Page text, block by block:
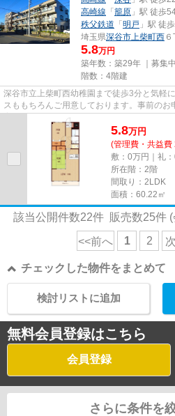
高崎線 「籠原 」駅 徒歩
秩父鉄道 「明戸 」駅 徒
埼玉県深谷市 上柴町西
5.8万円
築年数：築29年 ｜募集中
階数：4階建
深谷市立上柴町西幼稚園まで徒歩3分と気軽
スももちろんご用意しております。事前のお
育が可能かどうかご相談いただ...
5.8万円
(管理費・共益費
敷：0万円｜礼
所在階：2階
間取り：2LDK
面積：60.22㎡
該当公開件数22件 販売数25件
<<前へ 1 2
チェックした物件をまとめて
検討リストに追加
無料会員登録はこちら
会員登録
さらに条件を